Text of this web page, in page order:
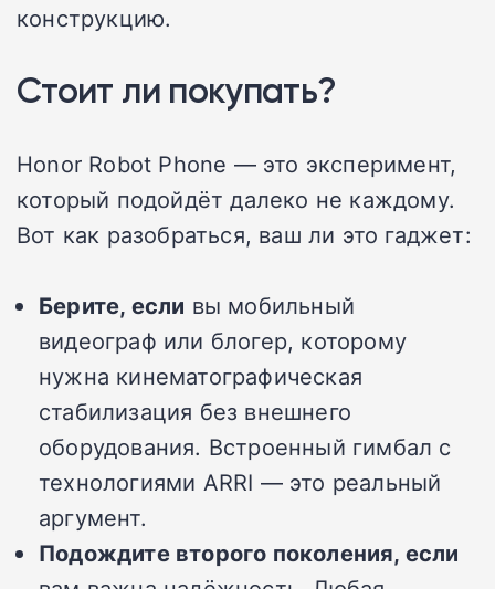
конструкцию.
Стоит ли покупать?
Honor Robot Phone — это эксперимент,
который подойдёт далеко не каждому.
Вот как разобраться, ваш ли это гаджет:
Берите, если вы мобильный
видеограф или блогер, которому
нужна кинематографическая
стабилизация без внешнего
оборудования. Встроенный гимбал с
технологиями ARRI — это реальный
аргумент.
Подождите второго поколения, если